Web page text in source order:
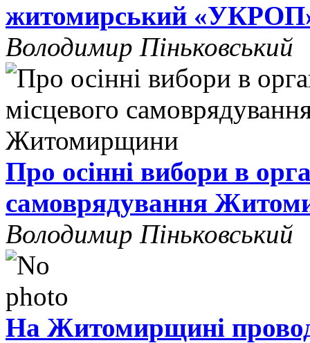
житомирський
Володимир Піньковський
Про осінні вибори в
самоврядування
Володимир Піньковський
На Житомирщині